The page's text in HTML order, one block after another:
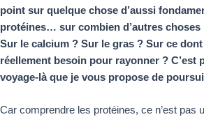
point sur quelque chose d’aussi
protéines… sur combien d’autres choses
Sur le calcium ? Sur le gras ? Sur ce
réellement besoin pour rayonner ? C’est
voyage-là que je vous propose de
Car comprendre les protéines, ce n’est pas